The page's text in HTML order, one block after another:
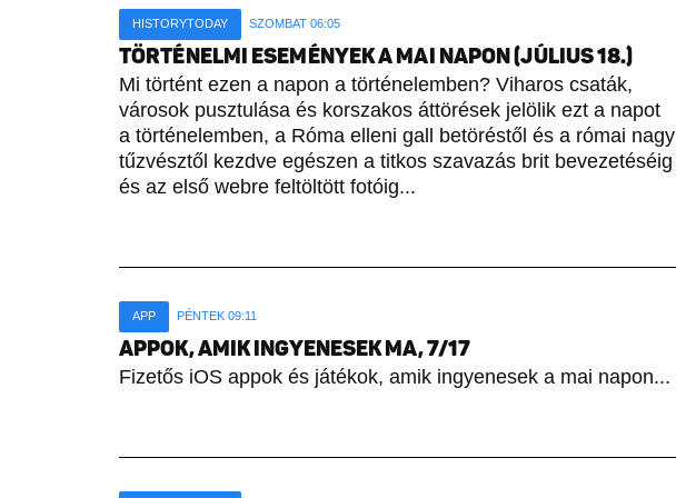
HISTORYTODAY SZOMBAT 06:05
TÖRTÉNELMI ESEMÉNYEK A MAI NAPON (JÚLIUS 18.)
Mi történt ezen a napon a történelemben? Viharos csaták,
városok pusztulása és korszakos áttörések jelölik ezt a napot
a történelemben, a Róma elleni gall betöréstől és a római nagy
tűzvésztől kezdve egészen a titkos szavazás brit bevezetéséig
és az első webre feltöltött fotóig...
APP PÉNTEK 09:11
APPOK, AMIK INGYENESEK MA, 7/17
Fizetős iOS appok és játékok, amik ingyenesek a mai napon...